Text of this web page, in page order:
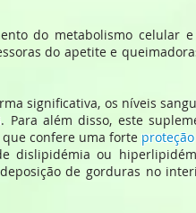
do metabolismo celular
do apetite e
significativa, os níveis
. Para além disso, este
que confere uma forte
dislipidémia ou
de gorduras no